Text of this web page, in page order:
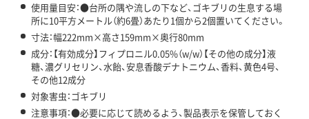
使用量目安：●台所の隅や流しの下など、ゴキブリの生息する場
所に10平方メートル（約6畳）あたり1個から2個置いてください。
寸法：幅222mm×高さ159mm×奥行80mm
成分：【有効成分】フィプロニル0.05%（w/w）【その他の成分】液
糖、濃グリセリン、水飴、安息香酸デナトニウム、香料、黄色4号、
その他12成分
対象害虫：ゴキブリ
注意事項：●必要に応じて読めるよう、製品表示を保管しておく